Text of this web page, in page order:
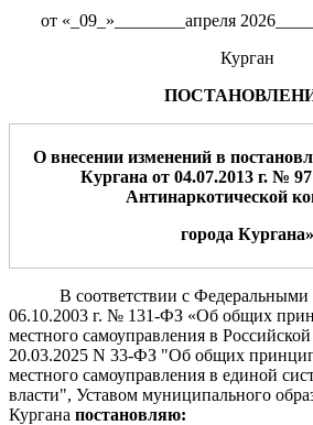
от «_09_»________апреля
Курган
О внесении изменений в
Кургана от 04.07.2013 г. №
Антинаркотической
города Кургана»
В соответствии с Федеральными
06.10.2003 г. № 131-ФЗ «Об общих
местного самоуправления в
20.03.2025 N 33-ФЗ "Об общих
местного самоуправления в единой
власти", Уставом муниципального
Кургана постановляю: